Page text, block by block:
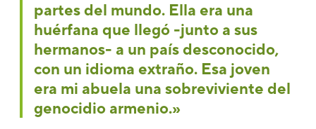
partes del mundo. Ella era una
huérfana que llegó -junto a sus
hermanos- a un país desconocido,
con un idioma extraño. Esa joven
era mi abuela una sobreviviente del
genocidio armenio.»